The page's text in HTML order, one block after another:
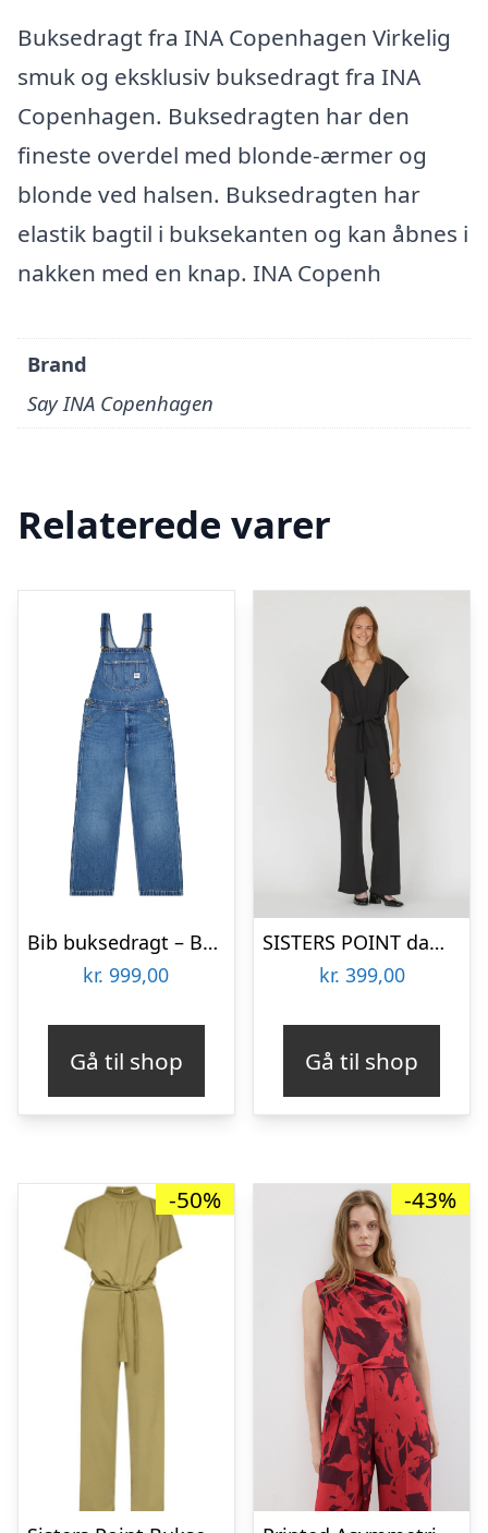
Buksedragt fra INA Copenhagen Virkelig
smuk og eksklusiv buksedragt fra INA
Copenhagen. Buksedragten har den
fineste overdel med blonde-ærmer og
blonde ved halsen. Buksedragten har
elastik bagtil i buksekanten og kan åbnes i
nakken med en knap. INA Copenh
Brand
Say INA Copenhagen
Relaterede varer
Bib buksedragt – Bash Indigo
kr. 999,00
Gå til shop
SISTERS POINT dame jumpsuit GIRL – Black
kr. 399,00
Gå til shop
-50% -43%